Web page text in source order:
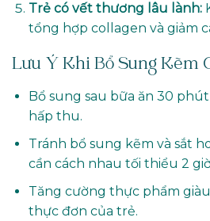
Trẻ có vết thương lâu lành:
tổng hợp collagen và giảm
Lưu Ý Khi Bổ Sung Kẽm
Bổ sung sau bữa ăn 30
hấp thu.
Tránh bổ sung kẽm và sắt
cần cách nhau tối thiểu 2
Tăng cường thực phẩm
thực đơn của trẻ.